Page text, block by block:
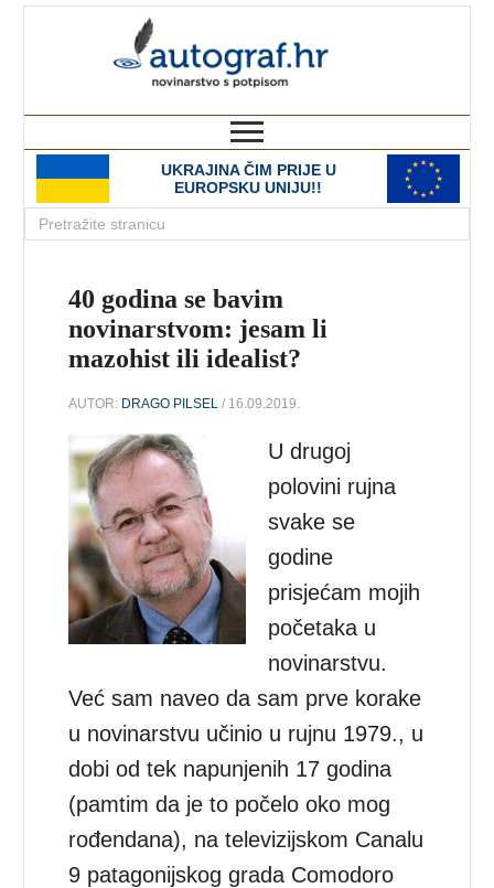
UKRAJINA ČIM PRIJE U
EUROPSKU UNIJU!!
40 godina se bavim
novinarstvom: jesam li
mazohist ili idealist?
AUTOR: DRAGO PILSEL / 16.09.2019.
U drugoj
polovini rujna
svake se
godine
prisjećam mojih
početaka u
novinarstvu.
Već sam naveo da sam prve korake
u novinarstvu učinio u rujnu 1979., u
dobi od tek napunjenih 17 godina
(pamtim da je to počelo oko mog
rođendana), na televizijskom Canalu
9 patagonijskog grada Comodoro